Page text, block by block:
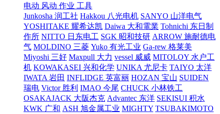
电动 风动 作业 工具
Junkosha 润工社 Hakkou 八光电机 SANYO 山洋电气
YOSHITAKE 耀希达凯 Daiwa 大和電業 Tohnichi 东日制
作所 NITTO 日东电工 SGK 昭和技研 ARROW 施耐德电
气 MOLDINO 三菱 Yuko 有光工业 Ga-rew 格莱美
Miyoshi 三好 Maxpull 大力 vessel 威威 MITOLOY 水户工
机 KOWAKASEI 兴和化学 UNIKA 尤尼卡 TAIYO 太洋
IWATA 岩田 INFLIDGE 英富丽 HOZAN 宝山 SUIDEN
瑞电 Victor 胜利 IMAO 今尾 CHUCK 小林铁工
OSAKAJACK 大阪杰克 Advantec 东洋 SEKISUI 积水
KWK 广和 ASH 旭金属工业 MIGHTY TSUBAKIMOTO